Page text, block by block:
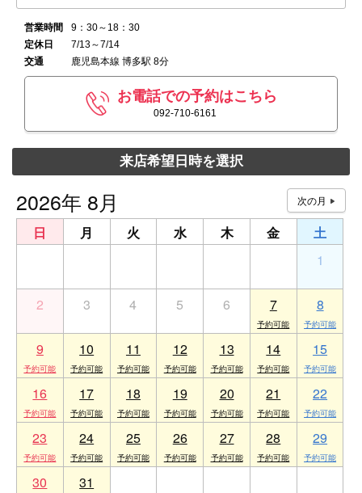
営業時間
9：30～18：30
定休日
7/13～7/14
交通
鹿児島本線 博多駅 8分
お電話での予約はこちら
092-710-6161
来店希望日時を選択
2026年 8月
日 月 火 水 木 金
土
1
2 3 4 5 6 7 8
9 10 11 12 13 14 15
16 17 18 19 20 21 22
23 24 25 26 27 28 29
30 31